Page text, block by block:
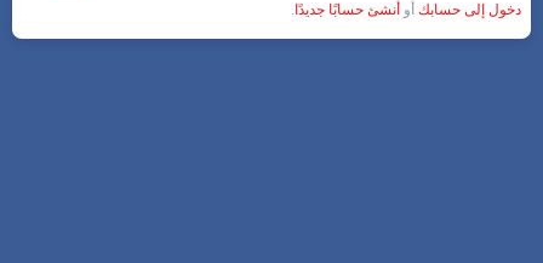
دخول إلى حسابك أو أنشئ حسابًا جديدًا .